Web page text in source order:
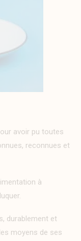
avoir pu toutes
reconnues et
à
durablement et
moyens de ses